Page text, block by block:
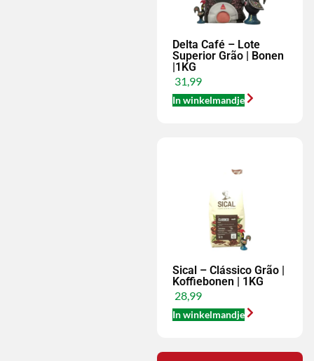
Delta Café – Lote
Superior Grão | Bonen
|1KG
31,99
In winkelmandje
Sical – Clássico Grão |
Koffiebonen | 1KG
28,99
In winkelmandje